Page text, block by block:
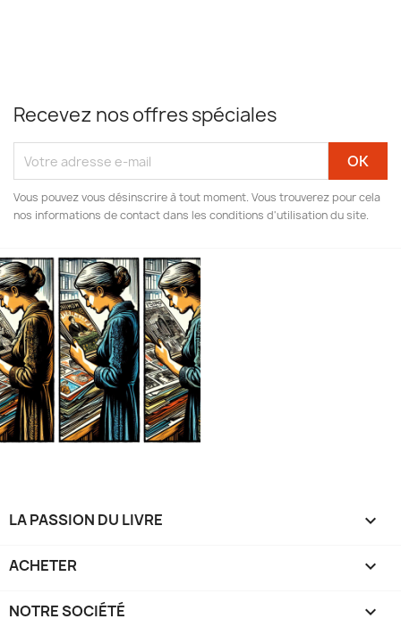
Recevez nos offres spéciales
Vous pouvez vous désinscrire à tout moment. Vous trouverez pour cela
nos informations de contact dans les conditions d'utilisation du site.
LA PASSION DU LIVRE 
ACHETER 
NOTRE SOCIÉTÉ 